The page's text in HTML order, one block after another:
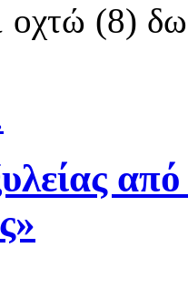
οχτώ (8)